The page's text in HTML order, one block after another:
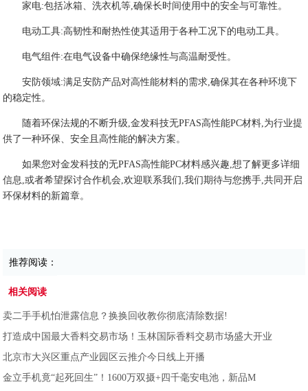
家电:包括冰箱、洗衣机等,确保长时间使用中的安全与可靠性。
电动工具:高韧性和耐热性使其适用于各种工况下的电动工具。
电气组件:在电气设备中确保绝缘性与高温耐受性。
安防领域:满足安防产品对高性能材料的需求,确保其在各种环境下
的稳定性。
随着环保法规的不断升级,金发科技无PFAS高性能PC材料,为行业提
供了一种环保、安全且高性能的解决方案。
如果您对金发科技的无PFAS高性能PC材料感兴趣,想了解更多详细
信息,或者希望探讨合作机会,欢迎联系我们,我们期待与您携手,共同开启
环保材料的新篇章。
推荐阅读：
相关阅读
​卖二手手机怕泄露信息？换换回收教你彻底清除数据!
打造成中国最大香料交易市场！玉林国际香料交易市场盛大开业
北京市大兴区重点产业园区云推介今日线上开播
金立手机竟“起死回生”！1600万双摄+四千毫安电池，新品M